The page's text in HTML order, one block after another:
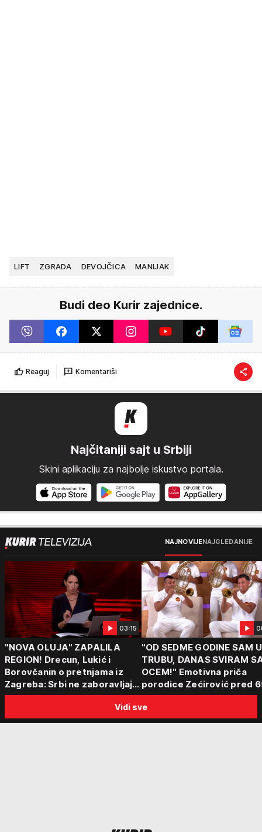
LIFT ZGRADA DEVOJČICA MANIJAK
Budi deo Kurir zajednice.
Reaguj Komentariši
Najčitaniji sajt u Srbiji
Skini aplikaciju za najbolje iskustvo portala.
NAJNOVIJENAJGLEDANIJE
03:15
"NOVA OLUJA" ZAPALILA
REGION! Drecun, Lukić i
Borovčanin o pretnjama iz
Zagreba: Srbi ne zaboravljaju
progon
"OD SEDME GODINE SAM
TRUBU, DANAS SVIRAM
OCEM!" Emotivna priča
porodice Zećirović pred
Sabor trubača u Guči
Vidi sve